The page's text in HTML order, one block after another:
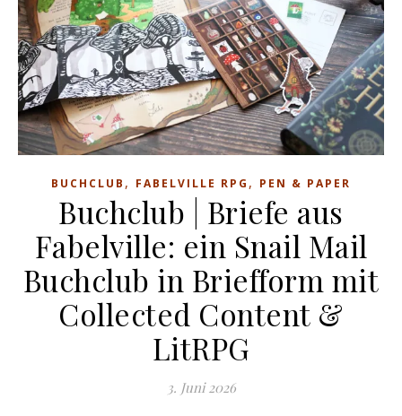
BUCHCLUB , FABELVILLE RPG , PEN & PAPER
Buchclub | Briefe aus
Fabelville: ein Snail Mail
Buchclub in Briefform mit
Collected Content &
LitRPG
3. Juni 2026